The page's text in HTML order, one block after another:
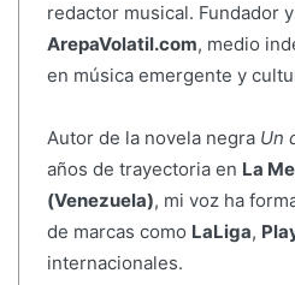
redactor musical. Fundador
ArepaVolatil.com, medio
en música emergente y
Autor de la novela negra Un
años de trayectoria en La
(Venezuela), mi voz ha
de marcas como LaLiga,
internacionales.